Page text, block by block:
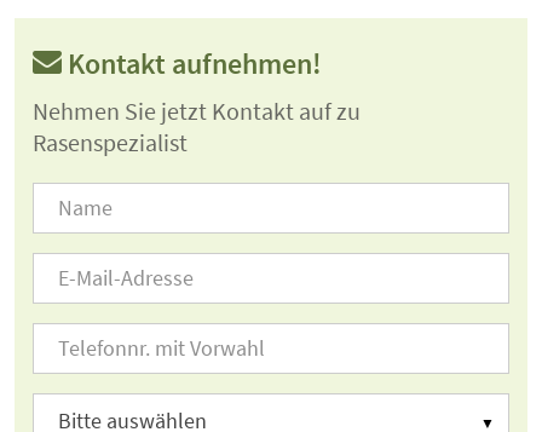
Kontakt aufnehmen!
Nehmen Sie jetzt Kontakt auf zu
Rasenspezialist